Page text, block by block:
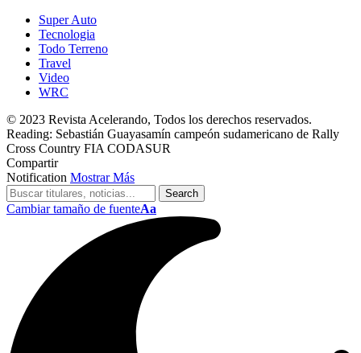
Super Auto
Tecnologia
Todo Terreno
Travel
Video
WRC
© 2023 Revista Acelerando, Todos los derechos reservados.
Reading: Sebastián Guayasamín campeón sudamericano de Rally
Cross Country FIA CODASUR
Compartir
Notification Mostrar Más
Cambiar tamaño de fuenteAa